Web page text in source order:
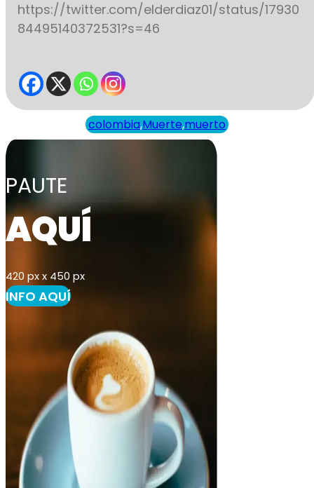
https://twitter.com/elderdiaz01/status/17930
84495140372531?s=46
colombia,Muerte,muerto
PAUTE
AQUÍ
420 px x 450 px
INFO AQUÍ